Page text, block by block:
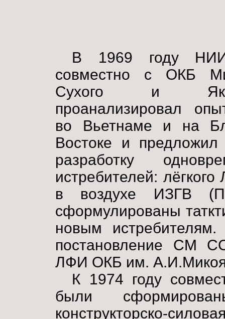
В 1969 году
совместно с ОКБ
Сухого и
проанализировал
во Вьетнаме и на
Востоке и предложил
разработку
истребителей:
в воздухе ИЗГВ
сформулированы
новым
постановление СМ
ЛФИ ОКБ им.
К 1974 году
были
конструкторско-